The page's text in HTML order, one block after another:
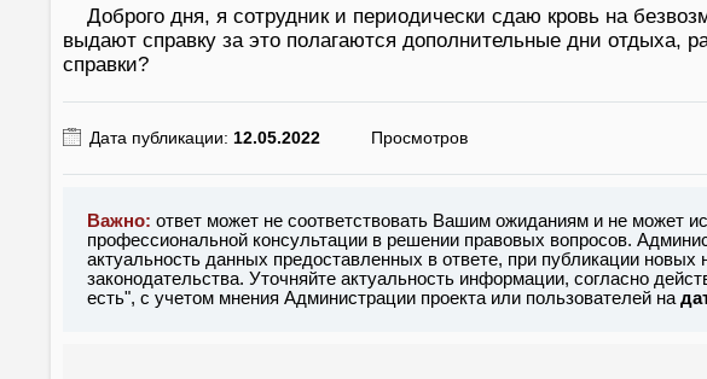
Доброго дня, я сотрудник и периодически сдаю кровь на
выдают справку за это полагаются дополнительные дни отдыха,
справки?
Дата публикации: 12.05.2022 Просмотров
Важно: ответ может не соответствовать Вашим ожиданиям и не может
профессиональной консультации в решении правовых вопросов.
актуальность данных предоставленных в ответе, при публикации
законодательства. Уточняйте актуальность информации, согласно
есть", с учетом мнения Администрации проекта или пользователей на